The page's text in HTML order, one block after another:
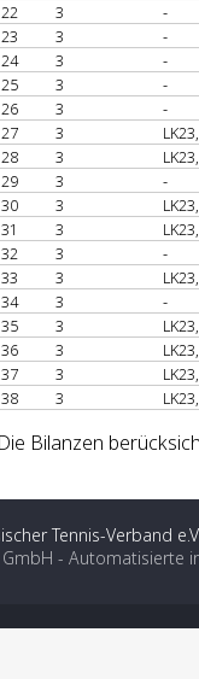
22
3
-
23
3
-
24
3
-
25
3
-
26
3
-
27
3
28
3
29
3
-
30
3
31
3
32
3
-
33
3
34
3
-
35
3
36
3
37
3
38
3
Die Bilanzen
Tennis-Verband
- Automatisierte